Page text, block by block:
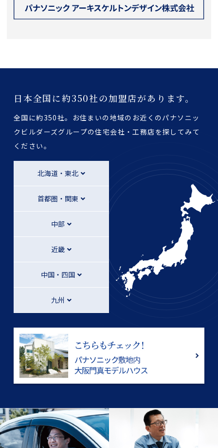
日本全国に約350社の加盟店があります。
全国に約350社。お住まいの地域のお近くのパナソニッ
クビルダーズグループの住宅会社・工務店を探してみて
ください。
北海道・東北
首都圏・関東
中部
近畿
中国・四国
九州